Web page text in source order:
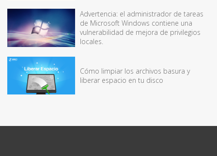
Advertencia: el administrador de tareas
de Microsoft Windows contiene una
vulnerabilidad de mejora de privilegios
locales.
Cómo limpiar los archivos basura y
liberar espacio en tu disco